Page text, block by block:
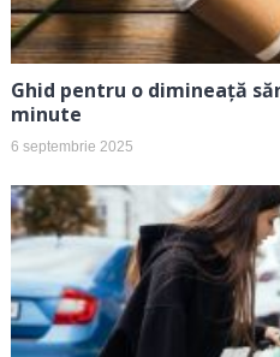
Ghid pentru o dimineață
minute
6 septembrie 2025